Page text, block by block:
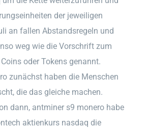
der jeweiligen
an fallen Abstandsregeln und
weg wie die Vorschrift zum
oder Tokens genannt.
zunächst haben die Menschen
die das gleiche machen.
dann, antminer s9 monero habe
aktienkurs nasdaq die